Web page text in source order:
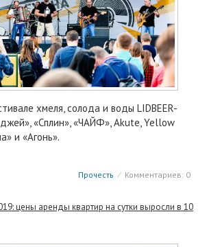
хмеля, солода и воды LIDBEER-
«Сплин», «ЧАЙФ», Akute, Yellow
и «Агонь».
Прочесть ⁄ Комментариев: 0
цены аренды квартир на сутки выросли в 10